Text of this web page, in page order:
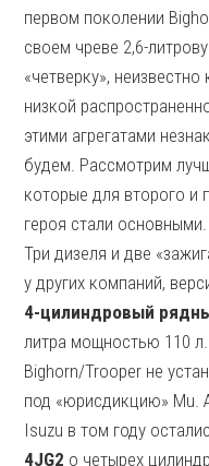
первом поколении
своем чреве 2,6-
«четверку»,
низкой
этими агрегатами
будем. Рассмотрим
которые для второго и
героя стали основными.
Три дизеля и две
у других компаний,
4-цилиндровый
литра мощностью 110
Bighorn/Trooper не
под «юрисдикцию» Mu.
Isuzu в том году
4JG2 о четырех